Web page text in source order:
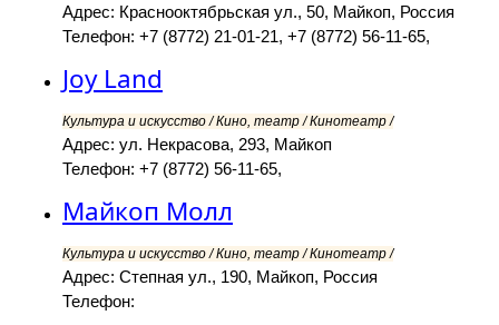
Адрес: Краснооктябрьская ул., 50, Майкоп, Россия
Телефон: +7 (8772) 21-01-21, +7 (8772) 56-11-65,
Joy Land
Культура и искусство / Кино, театр / Кинотеатр /
Адрес: ул. Некрасова, 293, Майкоп
Телефон: +7 (8772) 56-11-65,
Майкоп Молл
Культура и искусство / Кино, театр / Кинотеатр /
Адрес: Степная ул., 190, Майкоп, Россия
Телефон: